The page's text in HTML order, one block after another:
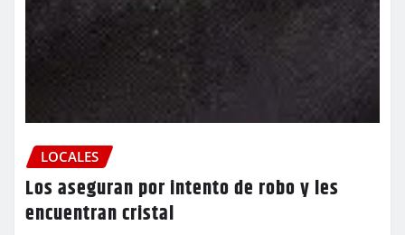
LOCALES
Los aseguran por intento de robo y les
encuentran cristal